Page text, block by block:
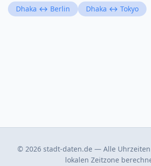
Dhaka ↔ Berlin Dhaka ↔ Tokyo
© 2026 stadt-daten.de — Alle
lokalen Zeitzone